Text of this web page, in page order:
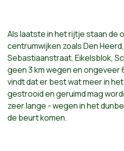
Als laatste in het rijtje staan de
centrumwijken zoals Den
Sebastiaanstraat, Eikelsblok,
geen 3 km wegen en ongeveer
vindt dat er best wat meer in
gestrooid en geruimd mag
zeer lange - wegen in het
de beurt komen.